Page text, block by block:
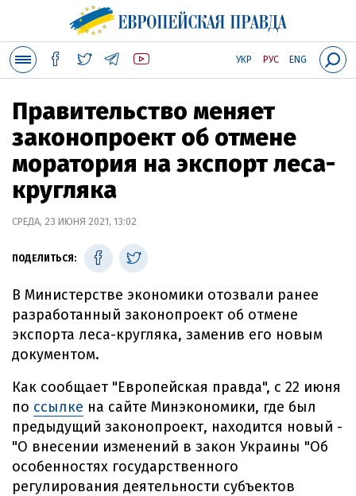
УКР РУС ENG
Правительство меняет
законопроект об отмене
моратория на экспорт леса-
кругляка
СРЕДА, 23 ИЮНЯ 2021, 13:02
ПОДЕЛИТЬСЯ:
В Министерстве экономики отозвали ранее
разработанный законопроект об отмене
экспорта леса-кругляка, заменив его новым
документом.
Как сообщает "Европейская правда", с 22 июня
по ссылке на сайте Минэкономики, где был
предыдущий законопроект, находится новый -
"О внесении изменений в закон Украины "Об
особенностях государственного
регулирования деятельности субъектов